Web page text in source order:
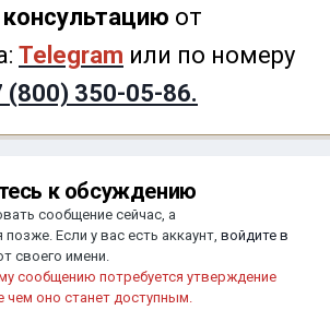
от
Telegram или по номеру
(800) 350-05-86.
к обсуждению
сообщение сейчас, а
Если у вас есть аккаунт, войдите в
своего имени.
сообщению потребуется утверждение
оно станет доступным.